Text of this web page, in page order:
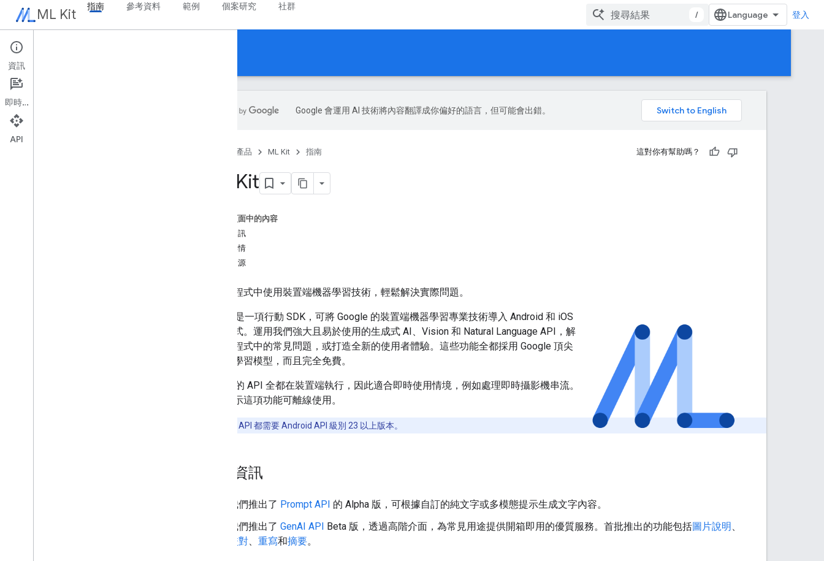
ML Kit 指南 參考資料 範例 個案研究 社群
/ 登入
指南
總覽
Google 會運用 AI 技術將內容翻譯成你偏好的語言，但可能會出錯。
產品 ML Kit 指南 這對你有幫助嗎？
ML Kit
這個頁面中的內容
最新資訊
瞭解詳情
其他資源
在應用程式中使用裝置端機器學習技術，輕鬆解決實際問題。
ML Kit 是一項行動 SDK，可將 Google 的裝置端機器學習專業技術導入 Android 和 iOS
應用程式。運用我們強大且易於使用的生成式 AI、Vision 和 Natural Language API，解
決應用程式中的常見問題，或打造全新的使用者體驗。這些功能全都採用 Google 頂尖
的機器學習模型，而且完全免費。
ML Kit 的 API 全都在裝置端執行，因此適合即時使用情境，例如處理即時攝影機串流。
這也表示這項功能可離線使用。
所有 ML Kit API 都需要 Android API 級別 23 以上版本。
最新資訊
我們推出了 Prompt API 的 Alpha 版，可根據自訂的純文字或多模態提示生成文字內容。
我們推出了 GenAI API Beta 版，透過高階介面，為常見用途提供開箱即用的優質服務。首批推出的功能包括圖片說明、
校對、 重寫和摘要。
資訊
即時通訊
API